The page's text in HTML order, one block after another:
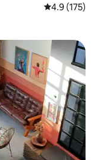
平均评分 4.9
4.9 (175)